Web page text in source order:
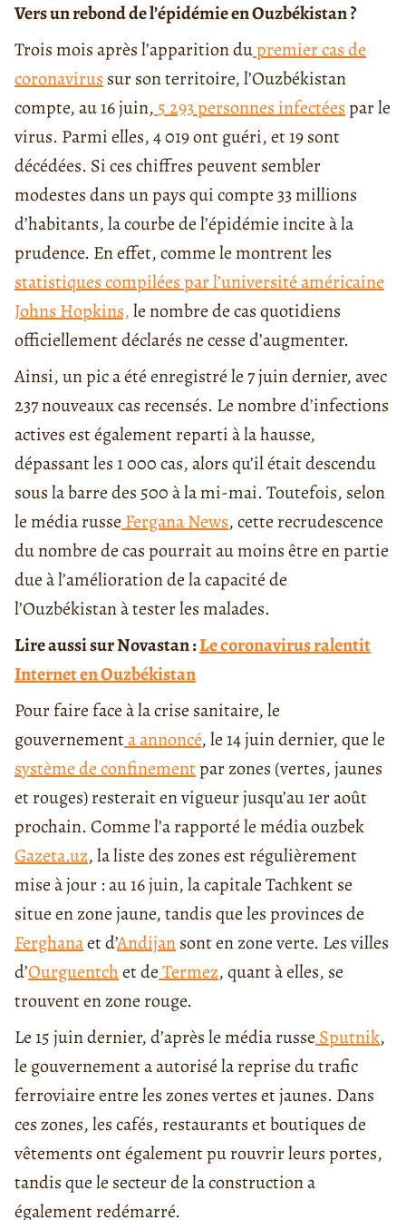
Vers un rebond de l’épidémie en Ouzbékistan ?
Trois mois après l’apparition dupremier cas de
coronavirus sur son territoire, l’Ouzbékistan
compte, au 16 juin,5 293 personnes infectéespar le
virus. Parmi elles, 4 019 ont guéri, et 19 sont
décédées. Si ces chiffres peuvent sembler
modestes dans un pays qui compte 33 millions
d’habitants, la courbe de l’épidémie incite à la
prudence. En effet, comme le montrent les
statistiques compilées par l’université américaine
Johns Hopkins,le nombre de cas quotidiens
officiellement déclarés ne cesse d’augmenter.
Ainsi, un pic a été enregistré le 7 juin dernier, avec
237 nouveaux cas recensés. Le nombre d’infections
actives est également reparti à la hausse,
dépassant les 1 000 cas, alors qu’il était descendu
sous la barre des 500 à la mi-mai. Toutefois, selon
le média russe Fergana News, cette recrudescence
du nombre de cas pourrait au moins être en partie
due à l’amélioration de la capacité de
l’Ouzbékistan à tester les malades.
Lire aussi sur Novastan :Le coronavirus ralentit
Internet en Ouzbékistan
Pour faire face à la crise sanitaire, le
gouvernementa annoncé, le 14 juin dernier, que le
système de confinementpar zones (vertes, jaunes
et rouges) resterait en vigueur jusqu’au 1eraoût
prochain. Comme l’a rapporté le média ouzbek
Gazeta.uz, la liste des zones est régulièrement
mise à jour : au 16 juin, la capitale Tachkent se
situe en zone jaune, tandis que les provinces de
Ferghanaet d’Andijansont en zone verte. Les villes
d’Ourguentchet deTermez, quant à elles, se
trouvent en zone rouge.
Le 15 juin dernier, d’après le média russe Sputnik,
le gouvernement a autorisé la reprise du trafic
ferroviaire entre les zones vertes et jaunes. Dans
ces zones, les cafés, restaurants et boutiques de
vêtements ont également pu rouvrir leurs portes,
tandis que le secteur de la construction a
également redémarré.